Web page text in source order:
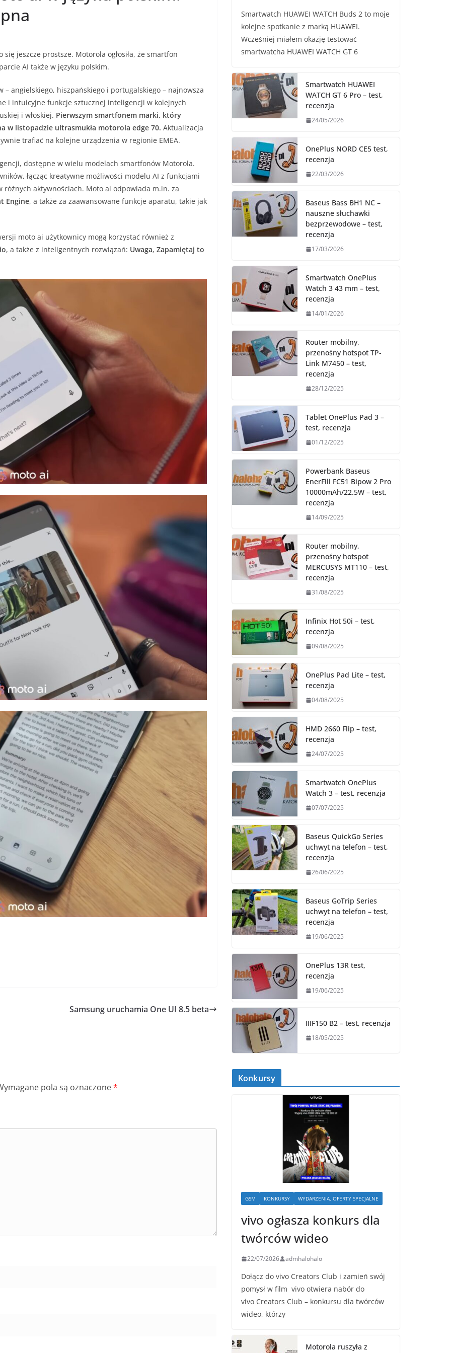
jeszcze prostsze. Motorola ogłosiła, że smartfon
AI także w języku polskim.
angielskiego, hiszpańskiego i portugalskiego – najnowsza
i intuicyjne funkcje sztucznej inteligencji w kolejnych
i włoskiej. Pierwszym smartfonem marki, który
w listopadzie ultrasmukła motorola edge 70. Aktualizacja
trafiać na kolejne urządzenia w regionie EMEA.
dostępne w wielu modelach smartfonów Motorola.
łącząc kreatywne możliwości modelu AI z funkcjami
aktywnościach. Moto ai odpowiada m.in. za
Engine, a także za zaawansowane funkcje aparatu, takie jak
moto ai użytkownicy mogą korzystać również z
, a także z inteligentnych rozwiązań: Uwaga, Zapamiętaj to
Samsung uruchamia One UI 8.5 beta
pola są oznaczone*
Smartwatch HUAWEI WATCH Buds 2 to moje
kolejne spotkanie z marką HUAWEI.
Wcześniej miałem okazję testować
smartwatcha HUAWEI WATCH GT 6
Smartwatch HUAWEI
WATCH GT 6 Pro – test,
recenzja
24/05/2026
OnePlus NORD CE5 test,
recenzja
22/03/2026
Baseus Bass BH1 NC –
nauszne słuchawki
bezprzewodowe – test,
recenzja
17/03/2026
Smartwatch OnePlus
Watch 3 43 mm – test,
recenzja
14/01/2026
Router mobilny,
przenośny hotspot TP-
Link M7450 – test,
recenzja
28/12/2025
Tablet OnePlus Pad 3 –
test, recenzja
01/12/2025
Powerbank Baseus
EnerFill FC51 Bipow 2 Pro
10000mAh/22.5W – test,
recenzja
14/09/2025
Router mobilny,
przenośny hotspot
MERCUSYS MT110 – test,
recenzja
31/08/2025
Infinix Hot 50i – test,
recenzja
09/08/2025
OnePlus Pad Lite – test,
recenzja
04/08/2025
HMD 2660 Flip – test,
recenzja
24/07/2025
Smartwatch OnePlus
Watch 3 – test, recenzja
07/07/2025
Baseus QuickGo Series
uchwyt na telefon – test,
recenzja
26/06/2025
Baseus GoTrip Series
uchwyt na telefon – test,
recenzja
19/06/2025
OnePlus 13R test,
recenzja
19/06/2025
IIIF150 B2 – test, recenzja
18/05/2025
Konkursy
GSM KONKURSY WYDARZENIA, OFERTY SPECJALNE
vivo ogłasza konkurs dla
twórców wideo
22/07/2026 admhalohalo
Dołącz do vivo Creators Club i zamień swój
pomysł w film vivo otwiera nabór do
vivo Creators Club – konkursu dla twórców
wideo, którzy
Motorola ruszyła z